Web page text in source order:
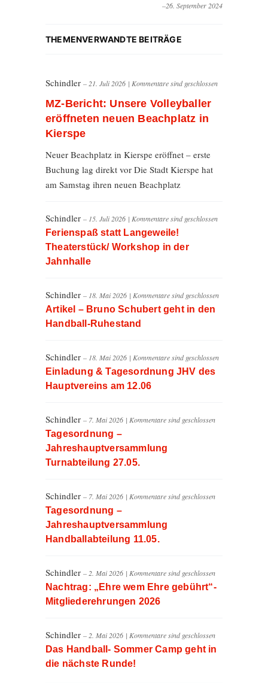
–26. September 2024
THEMENVERWANDTE BEITRÄGE
Schindler – 21. Juli 2026 | Kommentare sind geschlossen
MZ-Bericht: Unsere Volleyballer
eröffneten neuen Beachplatz in
Kierspe
Neuer Beachplatz in Kierspe eröffnet – erste
Buchung lag direkt vor Die Stadt Kierspe hat
am Samstag ihren neuen Beachplatz
Schindler – 15. Juli 2026 | Kommentare sind geschlossen
Ferienspaß statt Langeweile!
Theaterstück/ Workshop in der
Jahnhalle
Schindler – 18. Mai 2026 | Kommentare sind geschlossen
Artikel – Bruno Schubert geht in den
Handball-Ruhestand
Schindler – 18. Mai 2026 | Kommentare sind geschlossen
Einladung & Tagesordnung JHV des
Hauptvereins am 12.06
Schindler – 7. Mai 2026 | Kommentare sind geschlossen
Tagesordnung –
Jahreshauptversammlung
Turnabteilung 27.05.
Schindler – 7. Mai 2026 | Kommentare sind geschlossen
Tagesordnung –
Jahreshauptversammlung
Handballabteilung 11.05.
Schindler – 2. Mai 2026 | Kommentare sind geschlossen
Nachtrag: „Ehre wem Ehre gebührt“-
Mitgliederehrungen 2026
Schindler – 2. Mai 2026 | Kommentare sind geschlossen
Das Handball- Sommer Camp geht in
die nächste Runde!